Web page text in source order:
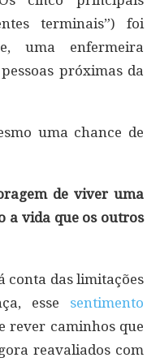
terminais”) foi
uma enfermeira
próximas da
uma chance de
de viver uma
a vida que os outros
conta das limitações
esse sentimento
rever caminhos que
reavaliados com